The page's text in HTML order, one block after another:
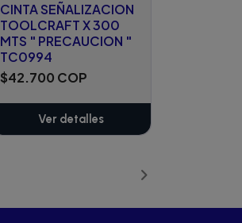
CINTA SEÑALIZACION
TOOLCRAFT X 300
MTS " PRECAUCION "
TC0994
$42.700 COP
Ver detalles